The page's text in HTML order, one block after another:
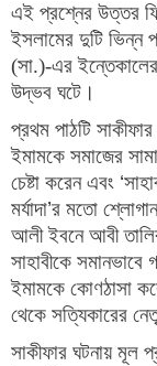
এই প্রশ্নের উত্তর
ইসলামের দুটি ভিন্ন
(সা.)-এর
উদ্ভব ঘটে।
প্রথম পাঠটি
ইমামকে সমাজের
চেষ্টা করেন এবং ‘
মর্যাদা’র মতো শ্লোগান
আলী ইবনে আবী
সাহাবীকে
ইমামকে কোণঠাসা
থেকে সত্যিকারের
সাকীফার ঘটনায় মূল